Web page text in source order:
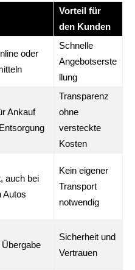
Vorteil für
den Kunden
oder
Schnelle
Angebotserste
llung
Ankauf
Transparenz
ohne
versteckte
Kosten
auch bei
Autos
Kein eigener
Transport
notwendig
Sicherheit und
Vertrauen